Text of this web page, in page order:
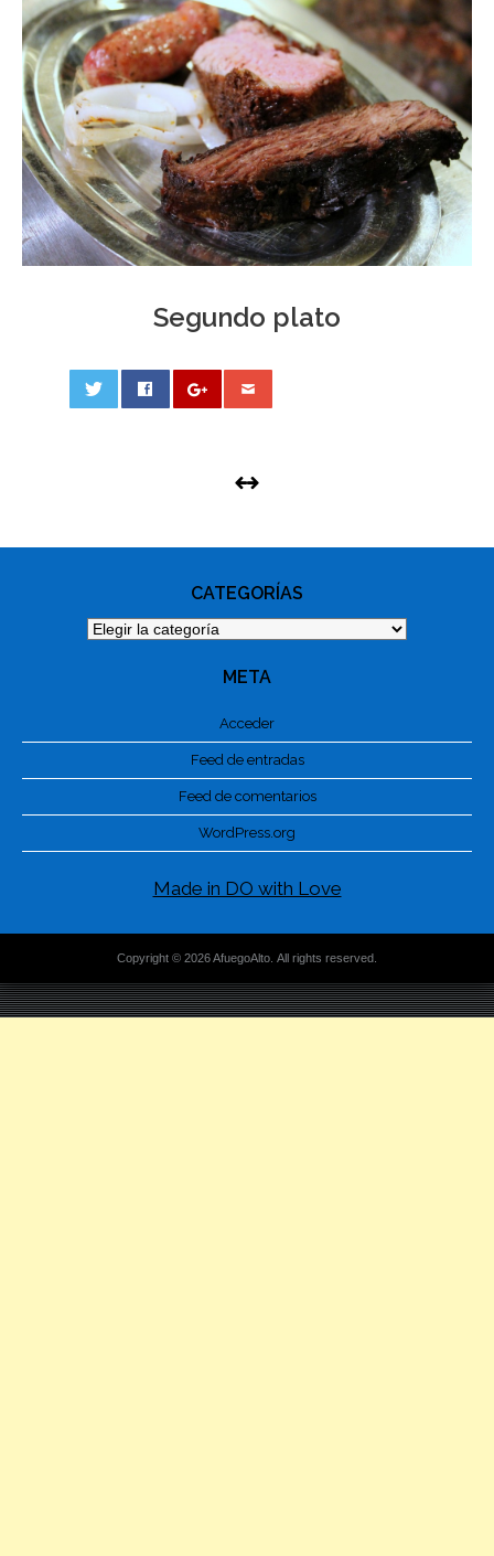
Segundo plato
CATEGORÍAS
Categorías
META
Acceder
Feed de entradas
Feed de comentarios
WordPress.org
Made in DO with Love
Copyright © 2026 AfuegoAlto. All rights reserved.